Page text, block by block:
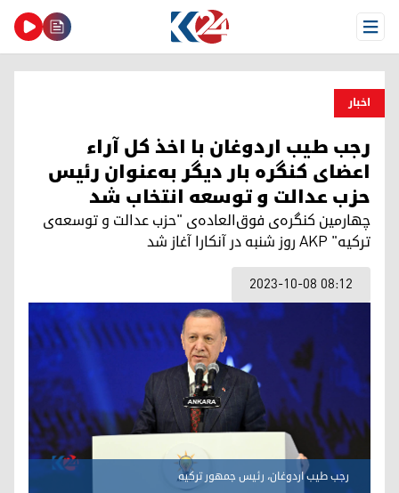
Open Menu
اخبار
رجب طیب اردوغان با اخذ کل آراء
اعضای کنگره بار دیگر به‌عنوان رئیس
حزب عدالت و توسعه انتخاب شد
چهارمین کنگره‌ی فوق‌العاده‌ی "حزب عدالت و توسعه‌ی
ترکیه" AKP روز شنبه در آنکارا آغاز شد
2023-10-08 08:12
رجب طیب اردوغان، رئیس جمهور ترکیه